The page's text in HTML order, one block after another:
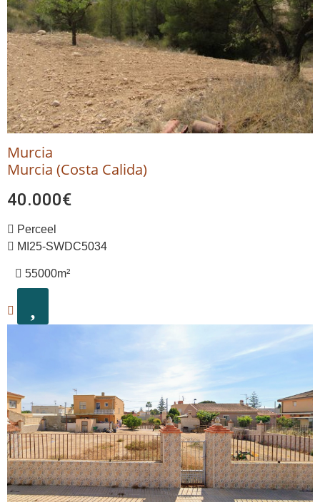
Murcia
Murcia (Costa Calida)
40.000€
Perceel
MI25-SWDC5034
55000m²